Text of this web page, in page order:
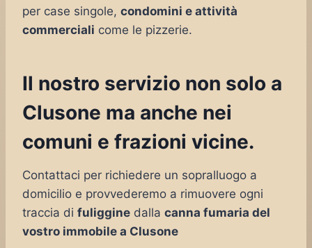
per case singole, condomini e attività
commerciali come le pizzerie.
Il nostro servizio non solo a
Clusone ma anche nei
comuni e frazioni vicine.
Contattaci per richiedere un sopralluogo a
domicilio e provvederemo a rimuovere ogni
traccia di fuliggine dalla canna fumaria del
vostro immobile a Clusone